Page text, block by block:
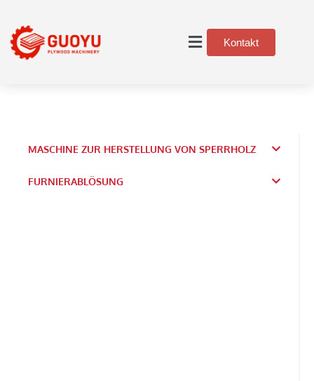
Kontakt
MASCHINE ZUR HERSTELLUNG VON SPERRHOLZ
FURNIERABLÖSUNG